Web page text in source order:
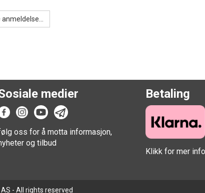
medier
oss for å motta informasjon,
og tilbud
Betaling
Klikk for mer
- All rights reserved